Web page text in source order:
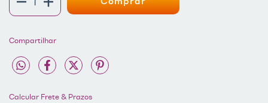
Compartilhar
Entregas para o CEP:
Calcular Frete & Prazos